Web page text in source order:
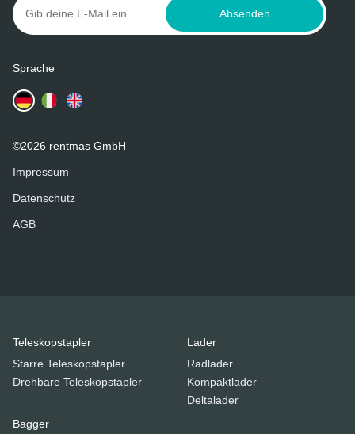
Absenden
Sprache
Teleskopstapler
Starre Teleskopstapler
Drehbare Teleskopstapler
Bagger
Lader
Radlader
Kompaktlader
Deltalader
©2026 rentmas GmbH
Impressum
Datenschutz
AGB